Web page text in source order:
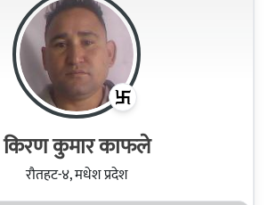
किरण कुमार काफले
रौतहट-४, मधेश प्रदेश